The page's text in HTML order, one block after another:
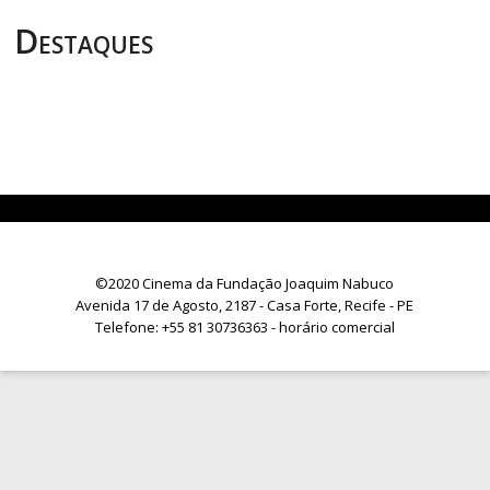
Destaques
©2020 Cinema da Fundação Joaquim Nabuco
Avenida 17 de Agosto, 2187 - Casa Forte, Recife - PE
Telefone: +55 81 30736363 - horário comercial